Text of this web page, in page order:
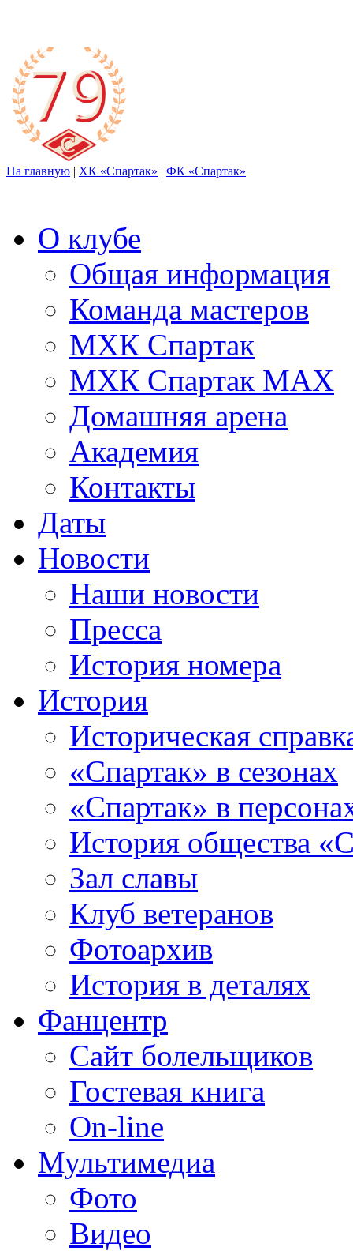
На главную | ХК «Спартак» | ФК «Спартак»
О клубе
Общая информация
Команда мастеров
МХК Спартак
МХК Спартак МАХ
Домашняя арена
Академия
Контакты
Даты
Новости
Наши новости
Пресса
История номера
История
Историческая
«Спартак» в сезонах
«Спартак» в
История общества
Зал славы
Клуб ветеранов
Фотоархив
История в деталях
Фанцентр
Сайт болельщиков
Гостевая книга
On-line
Мультимедиа
Фото
Видео